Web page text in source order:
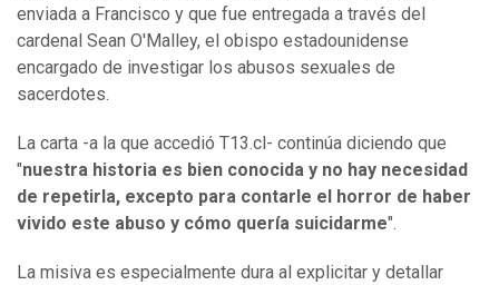
enviada a Francisco y que fue entregada a través del
cardenal Sean O'Malley, el obispo estadounidense
encargado de investigar los abusos sexuales de
sacerdotes.
La carta -a la que accedió T13.cl- continúa diciendo que
"nuestra historia es bien conocida y no hay necesidad
de repetirla, excepto para contarle el horror de haber
vivido este abuso y cómo quería suicidarme".
La misiva es especialmente dura al explicitar y detallar